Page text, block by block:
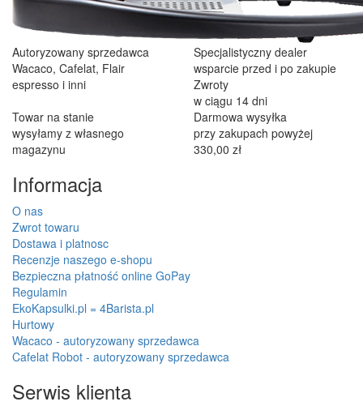
Autoryzowany sprzedawca
Wacaco, Cafelat, Flair
espresso i inni
Specjalistyczny dealer
wsparcie przed i po zakupie
Zwroty
w ciągu 14 dni
Towar na stanie
wysyłamy z własnego
magazynu
Darmowa wysyłka
przy zakupach powyżej
330,00 zł
Informacja
O nas
Zwrot towaru
Dostawa i platnosc
Recenzje naszego e-shopu
Bezpieczna płatność online GoPay
Regulamin
EkoKapsulki.pl = 4Barista.pl
Hurtowy
Wacaco - autoryzowany sprzedawca
Cafelat Robot - autoryzowany sprzedawca
Serwis klienta